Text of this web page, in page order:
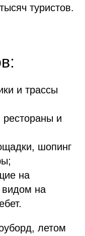
туристов.
и трассы
и
шопинг
на
на
летом